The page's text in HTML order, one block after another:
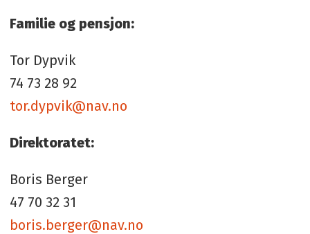
Familie og pensjon:
Tor Dypvik
74 73 28 92
tor.dypvik@nav.no
Direktoratet:
Boris Berger
47 70 32 31
boris.berger@nav.no